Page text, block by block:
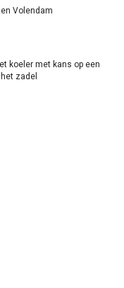
Volendam
koeler met kans op een
zadel